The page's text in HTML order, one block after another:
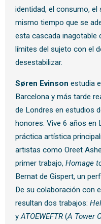
identidad, el consumo, el
mismo tiempo que se
esta cascada inagotable
límites del sujeto con el
desestabilizar.
Søren Evinson estudia
Barcelona y más tarde
de Londres en estudios
honores. Vive 6 años en
práctica artística
artistas como Oreet
primer trabajo, Homage
Bernat de Gispert, un
De su colaboración con
resultan dos trabajos:
yATOEWEFTR(A Tower